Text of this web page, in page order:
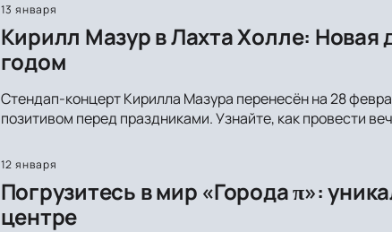
13 января
Кирилл Мазур в Лахта Холле:
годом
Стендап-концерт Кирилла Мазура перенесён на 28
позитивом перед праздниками. Узнайте, как провести
12 января
Погрузитесь в мир «Города π»:
центре